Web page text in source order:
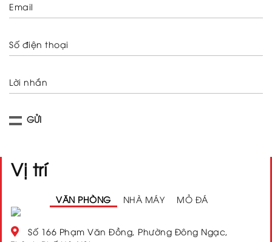
Email
Số điện thoại
Lời nhắn
Vị trí
VĂN PHÒNG NHÀ MÁY MỎ ĐÁ
Số 166 Phạm Văn Đồng, Phường Đông Ngạc,